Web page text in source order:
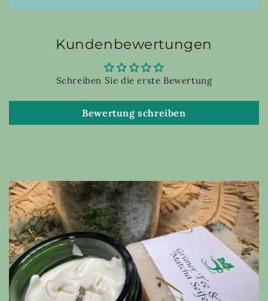
Kundenbewertungen
Schreiben Sie die erste Bewertung
Bewertung schreiben